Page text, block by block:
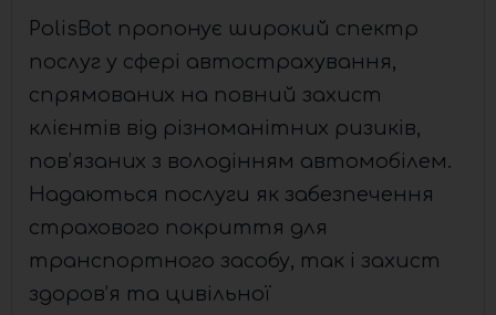
PolisBot пропонує широкий спектр
послуг у сфері автострахування,
спрямованих на повний захист
клієнтів від різноманітних ризиків,
пов’язаних з володінням автомобілем.
Надаються послуги як забезпечення
страхового покриття для
транспортного засобу, так і захист
здоров’я та цивільної